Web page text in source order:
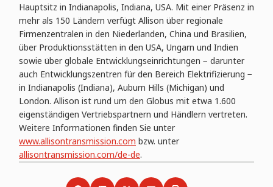
Hauptsitz in Indiana­polis, Indiana, USA. Mit einer Präsenz in
mehr als 150 Ländern verfügt Allison über regionale
Firmen­zentralen in den Niederlanden, China und Brasilien,
über Produktionsstätten in den USA, Ungarn und Indien
sowie über globale Entwicklungseinrichtungen − darunter
auch Entwicklungszentren für den Bereich Elektrifizierung −
in Indianapolis (Indiana), Auburn Hills (Michigan) und
London. Allison ist rund um den Globus mit etwa 1.600
eigenständigen Vertriebspartnern und Händlern vertreten.
Weitere Informationen finden Sie unter
www.allisontransmission.com bzw. unter
allisontransmission.com/de-de.